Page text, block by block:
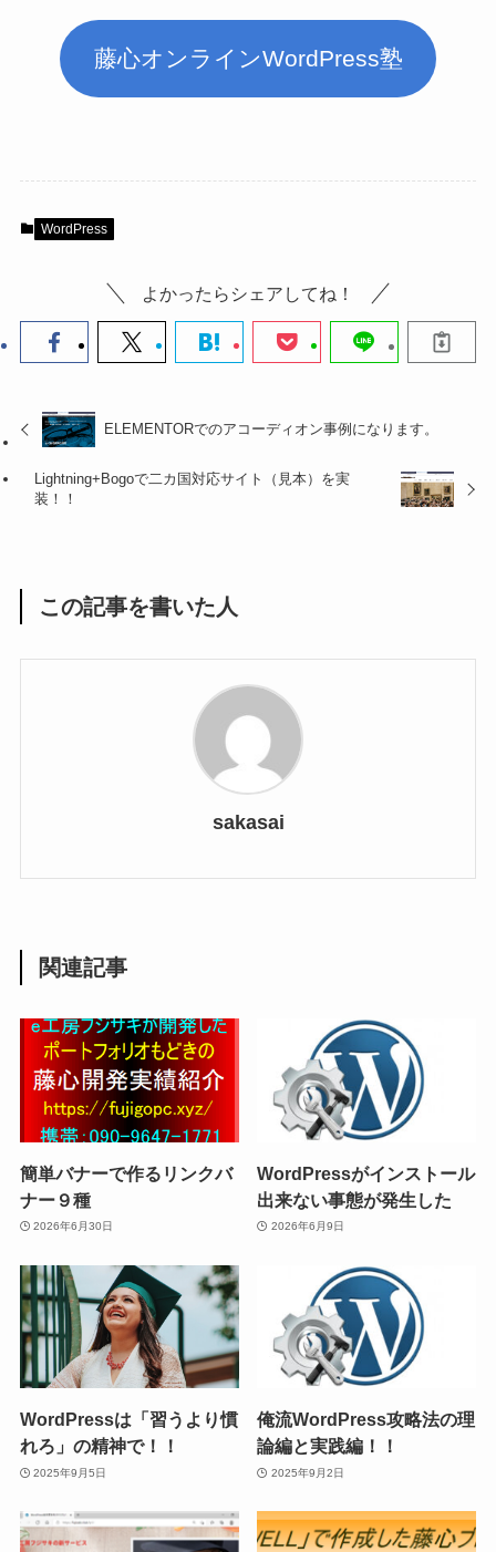
藤心オンラインWordPress塾
WordPress
よかったらシェアしてね！
ELEMENTORでのアコーディオン事例になります。
Lightning+Bogoで二カ国対応サイト（見本）を実
装！！
この記事を書いた人
sakasai
関連記事
簡単バナーで作るリンクバ
ナー９種
2026年6月30日
WordPressがインストール
出来ない事態が発生した
2026年6月9日
WordPressは「習うより慣
れろ」の精神で！！
2025年9月5日
俺流WordPress攻略法の理
論編と実践編！！
2025年9月2日